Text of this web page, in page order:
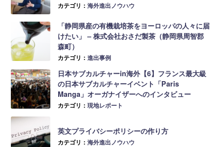
カテゴリ：海外進出ノウハウ
「静岡県産の有機栽培茶をヨーロッパの人々に届
けたい」 – 株式会社おさだ製茶（静岡県周智郡
森町）
カテゴリ：進出事例
日本サブカルチャーin海外【6】フランス最大級
の日本サブカルチャーイベント「Paris
Manga」オーガナイザーへのインタビュー
カテゴリ：現地レポート
英文プライバシーポリシーの作り方
カテゴリ：海外進出ノウハウ